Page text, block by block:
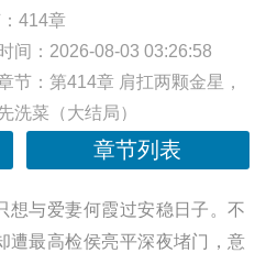
414章
间：2026-08-03 03:26:58
节： 第414章 肩扛两颗金星，
洗菜（大结局）
章节列表
想与爱妻何霞过安稳日子。不
遭最高检侯亮平深夜堵门，意